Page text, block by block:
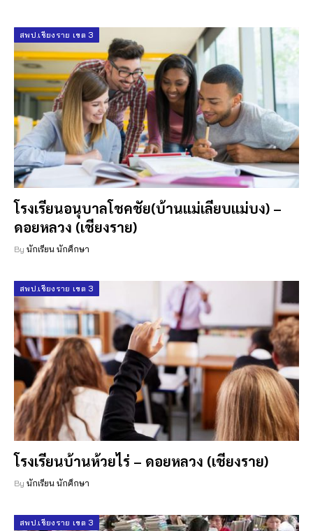
สพป.เชียงราย เขต 3
โรงเรียนอนุบาลโชคชัย(บ้านแม่เลียบแม่บง) –
ดอยหลวง (เชียงราย)
By นักเรียน นักศึกษา
สพป.เชียงราย เขต 3
โรงเรียนบ้านห้วยไร่ – ดอยหลวง (เชียงราย)
By นักเรียน นักศึกษา
สพป.เชียงราย เขต 3